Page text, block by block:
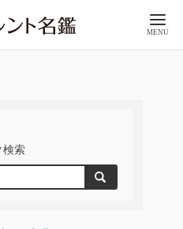
MENU
検索